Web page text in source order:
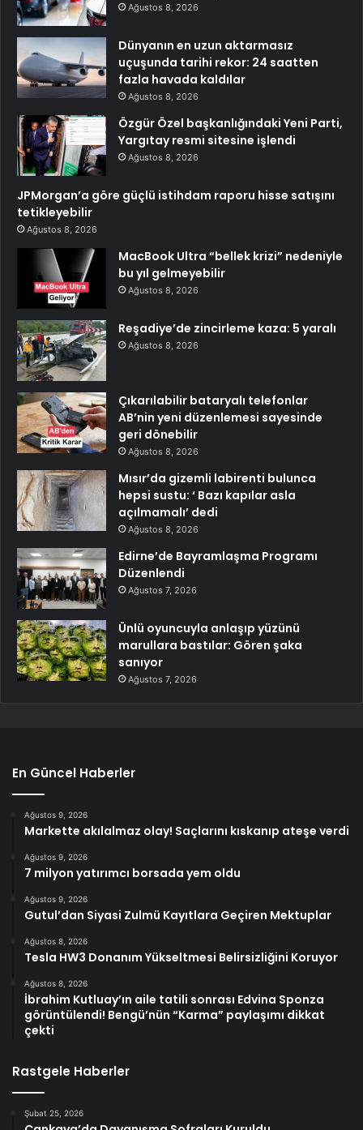
Ağustos 8, 2026
Dünyanın en uzun aktarmasız
uçuşunda tarihi rekor: 24 saatten
fazla havada kaldılar
Ağustos 8, 2026
Özgür Özel başkanlığındaki Yeni Parti,
Yargıtay resmi sitesine işlendi
Ağustos 8, 2026
JPMorgan’a göre güçlü istihdam raporu hisse satışını
tetikleyebilir
Ağustos 8, 2026
MacBook Ultra “bellek krizi” nedeniyle
bu yıl gelmeyebilir
Ağustos 8, 2026
Reşadiye’de zincirleme kaza: 5 yaralı
Ağustos 8, 2026
Çıkarılabilir bataryalı telefonlar
AB’nin yeni düzenlemesi sayesinde
geri dönebilir
Ağustos 8, 2026
Mısır’da gizemli labirenti bulunca
hepsi sustu: ‘ Bazı kapılar asla
açılmamalı’ dedi
Ağustos 8, 2026
Edirne’de Bayramlaşma Programı
Düzenlendi
Ağustos 7, 2026
Ünlü oyuncuyla anlaşıp yüzünü
marullara bastılar: Gören şaka
sanıyor
Ağustos 7, 2026
En Güncel Haberler
Ağustos 9, 2026
Markette akılalmaz olay! Saçlarını kıskanıp ateşe verdi
Ağustos 9, 2026
7 milyon yatırımcı borsada yem oldu
Ağustos 9, 2026
Gutul’dan Siyasi Zulmü Kayıtlara Geçiren Mektuplar
Ağustos 8, 2026
Tesla HW3 Donanım Yükseltmesi Belirsizliğini Koruyor
Ağustos 8, 2026
İbrahim Kutluay’ın aile tatili sonrası Edvina Sponza
görüntülendi! Bengü’nün “Karma” paylaşımı dikkat
çekti
Rastgele Haberler
Şubat 25, 2026